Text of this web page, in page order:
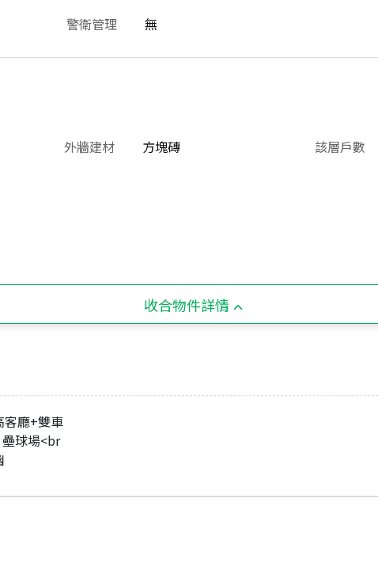
警衛管理 無
外牆建材 方塊磚 該層戶數
收合物件詳情
客廳+雙車
球場<br